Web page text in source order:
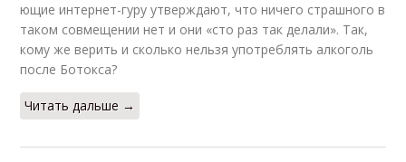
ющие интернет-гуру утвер­жда­ют, что ничего страшно­го в
таком совмещении нет и они «сто раз так делали». Так,
кому же верить и сколько нельзя употреблять ал­коголь
после Ботокса?
Читать дальше →